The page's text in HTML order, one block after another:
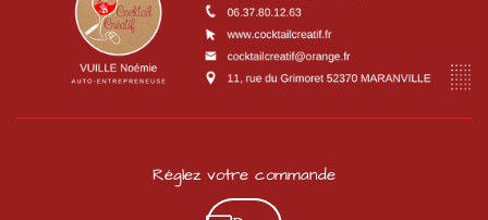
Réglez votre commande